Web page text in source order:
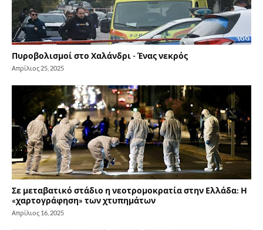
Πυροβολισμοί στο Χαλάνδρι - Ένας νεκρός
Απρίλιος 25, 2025
Σε μεταβατικό στάδιο η νεοτρομοκρατία στην Ελλάδα: Η
«χαρτογράφηση» των χτυπημάτων
Απρίλιος 16, 2025